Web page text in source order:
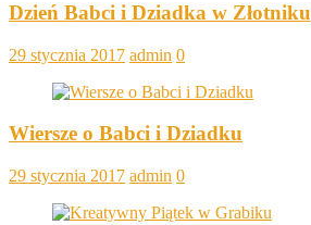
Dzień Babci i Dziadka w Złotniku
29 stycznia 2017 admin 0
Wiersze o Babci i Dziadku
29 stycznia 2017 admin 0